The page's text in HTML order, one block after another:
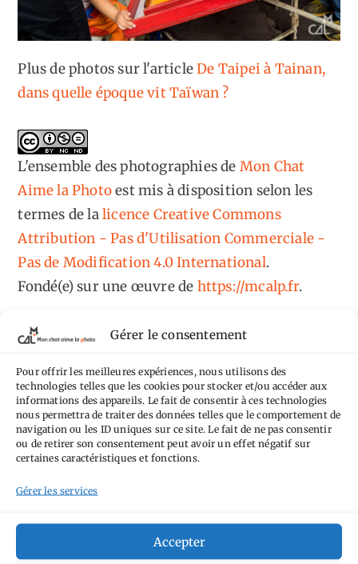
Gérer le consentement
Pour offrir les meilleures expériences, nous utilisons des
technologies telles que les cookies pour stocker et/ou accéder aux
informations des appareils. Le fait de consentir à ces technologies
nous permettra de traiter des données telles que le comportement de
navigation ou les ID uniques sur ce site. Le fait de ne pas consentir
ou de retirer son consentement peut avoir un effet négatif sur
certaines caractéristiques et fonctions.
Gérer les services
Accepter
Plus de photos sur l'articleDe Taipei à Tainan,
dans quelle époque vit Taïwan ?
L'ensemble des photographiesde Mon Chat
Aime la Photoest mis à disposition selon les
termes de lalicence Creative Commons
Attribution - Pas d'Utilisation Commerciale -
Pas de Modification 4.0 International.
Fondé(e) sur une œuvre de https://mcalp.fr.
Tags
AilleursAimez-vous bordelAllemagne Andorre
Anti tourismeBarBelgique
perchéCircuit
Academy Hauts-de-France Hébergement JaponJournées
La Défense